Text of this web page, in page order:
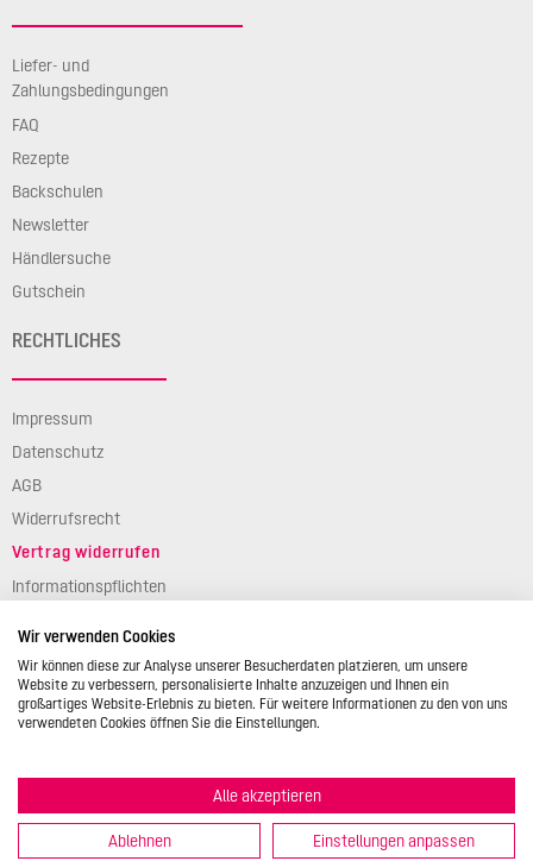
Liefer- und
Zahlungsbedingungen
FAQ
Rezepte
Backschulen
Newsletter
Händlersuche
Gutschein
RECHTLICHES
Impressum
Datenschutz
AGB
Widerrufsrecht
Vertrag widerrufen
Informationspflichten
© 2026 STÄDTER GmbH • Am Kreuzweg 1 • 35469 Allendorf/Lumda •
Deutschland • info@backshop.staedter.de
Wir verwenden Cookies
Wir können diese zur Analyse unserer Besucherdaten platzieren, um unsere
Website zu verbessern, personalisierte Inhalte anzuzeigen und Ihnen ein
großartiges Website-Erlebnis zu bieten. Für weitere Informationen zu den von uns
verwendeten Cookies öffnen Sie die Einstellungen.
Alle akzeptieren
Ablehnen Einstellungen anpassen